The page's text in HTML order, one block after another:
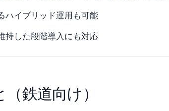
ハイブリッド運用も可能
持した段階導入にも対応
鉄道向け）